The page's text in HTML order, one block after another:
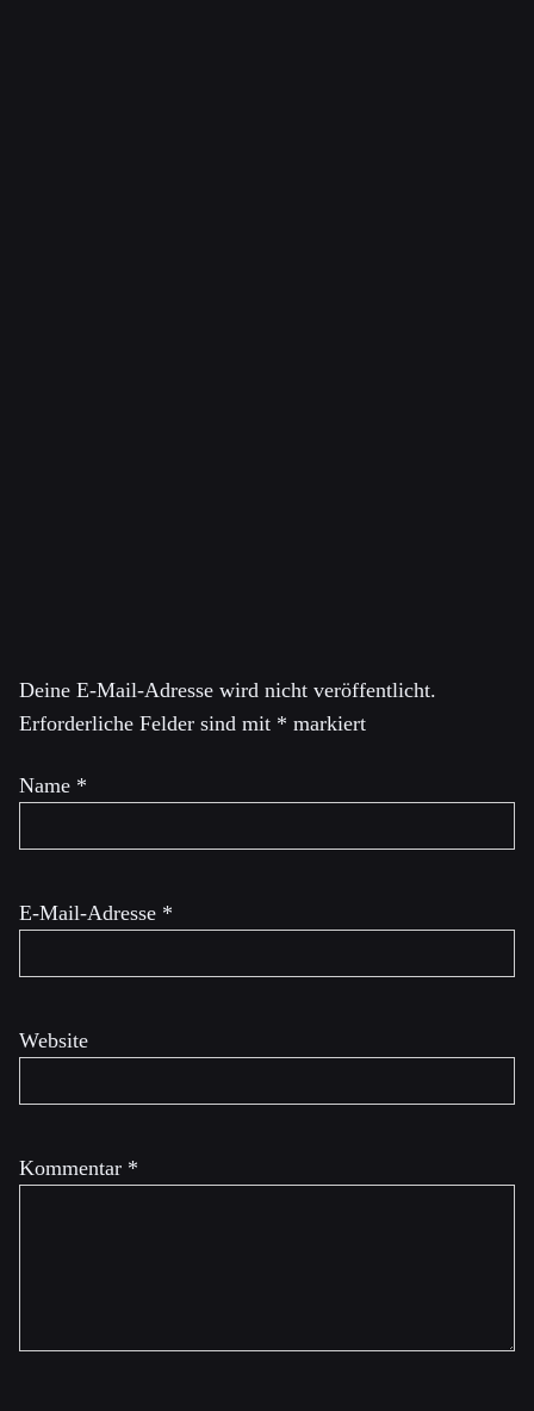
Deine E-Mail-Adresse wird nicht veröffentlicht.
Erforderliche Felder sind mit * markiert
Kommentar *
Name *
E-Mail-Adresse *
Website